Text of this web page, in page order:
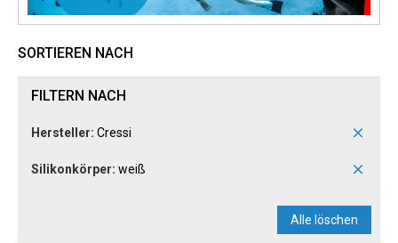
SORTIEREN NACH
FILTERN NACH
Hersteller: Cressi
Silikonkörper: weiß
Alle löschen